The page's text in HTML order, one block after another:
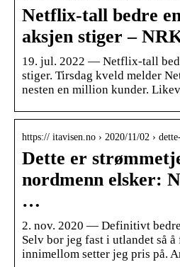
Netflix-tall bedre
aksjen stiger –
19. jul. 2022 — Netflix-tall
stiger. Tirsdag kveld melder
nesten en million kunder.
https:// itavisen.no › 2020/11/02 ›
Dette er
nordmenn elsker:
…
2. nov. 2020 — Definitivt
Selv bor jeg fast i utlandet så
innimellom setter jeg pris på.